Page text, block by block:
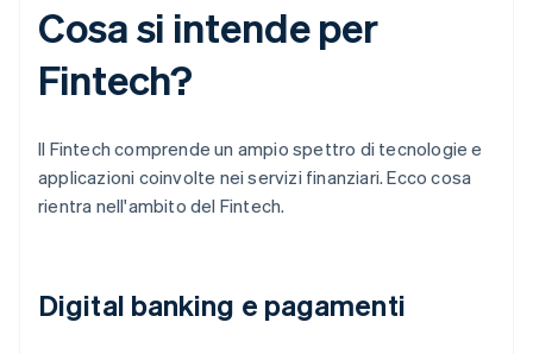
Cosa si intende per
Fintech?
Il Fintech comprende un ampio spettro di tecnologie e
applicazioni coinvolte nei servizi finanziari. Ecco cosa
rientra nell'ambito del Fintech.
Digital banking e pagamenti